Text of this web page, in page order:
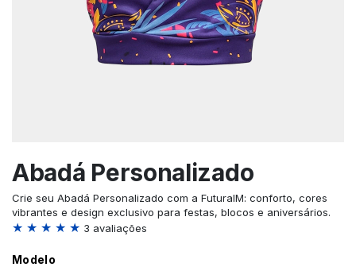
Abadá Personalizado
Crie seu Abadá Personalizado com a FuturaIM: conforto, cores
vibrantes e design exclusivo para festas, blocos e aniversários.
★ ★ ★ ★ ★ 3 avaliações
Modelo